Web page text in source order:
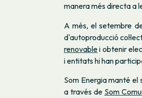
manera més directa a
A més, el setembre
d'autoproducció
renovablei obtenir
i entitats hi han
Som Energia manté el
a través de Som